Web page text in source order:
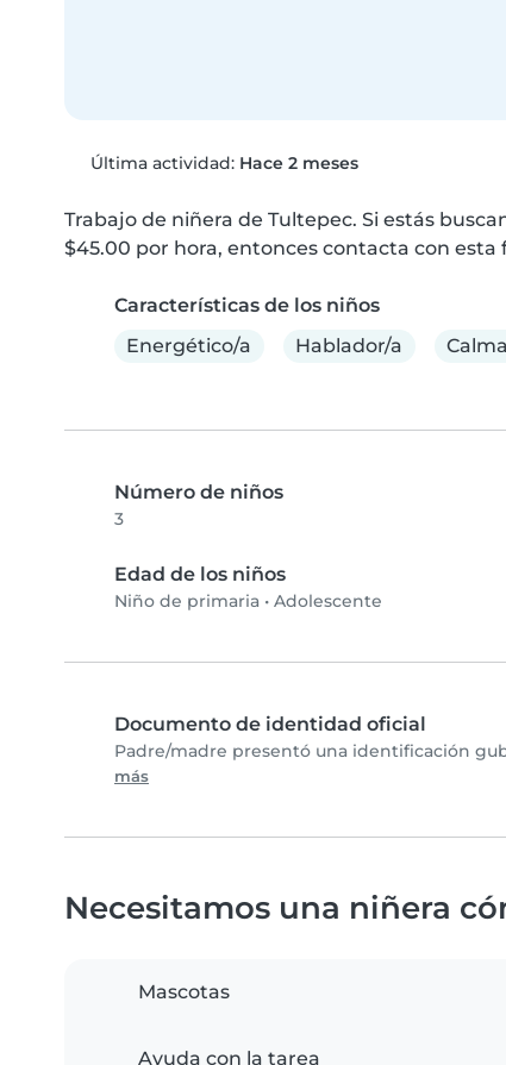
Última actividad: Hace 2 meses
Trabajo de niñera de Tultepec. Si estás
$45.00 por hora, entonces contacta con esta
Características de los niños
Energético/a
Hablador/a
Número de niños
3
Edad de los niños
Niño de primaria • Adolescente
Documento de identidad oficial
Padre/madre presentó una identificación
más
Necesitamos una niñera
Mascotas
Ayuda con la tarea